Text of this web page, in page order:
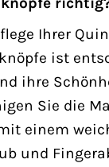
Ihrer
ist
ihre
Sie die
einem
und